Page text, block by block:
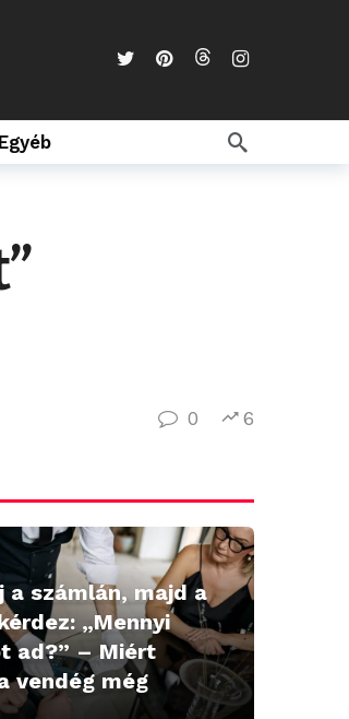
Egyéb
0 6
a számlán, majd a
„Mennyi
ad?” – Miért
vendég még